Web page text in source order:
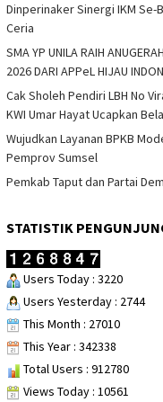
Dinperinaker Sinergi IKM Se-
Ceria
SMA YP UNILA RAIH
2026 DARI APPeL HIJAU
Cak Sholeh Pendiri LBH No
KWI Umar Hayat Ucapkan
Wujudkan Layanan BPKB
Pemprov Sumsel
Pemkab Taput dan Partai
STATISTIK
Users Today : 3220
Users Yesterday : 2744
This Month : 27010
This Year : 342338
Total Users : 912780
Views Today : 10561